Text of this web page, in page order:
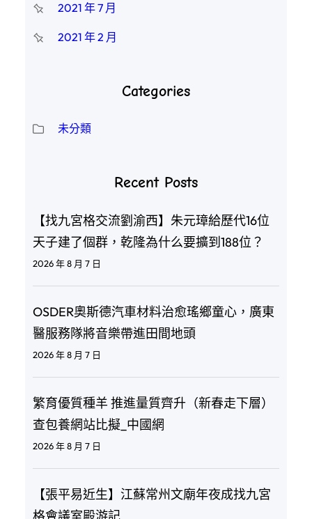
2021 年 7 月
2021 年 2 月
Categories
未分類
Recent Posts
【找九宮格交流劉渝西】朱元璋給歷代16位
天子建了個群，乾隆為什么要擴到188位？
2026 年 8 月 7 日
OSDER奧斯德汽車材料治愈瑤鄉童心，廣東
醫服務隊將音樂帶進田間地頭
2026 年 8 月 7 日
繁育優質種羊 推進量質齊升（新春走下層）
查包養網站比擬_中國網
2026 年 8 月 7 日
【張平易近生】江蘇常州文廟年夜成找九宮